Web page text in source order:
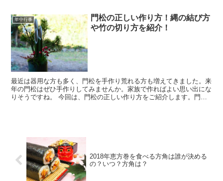
年中行事
門松の正しい作り方！縄の結び方
や竹の切り方を紹介！
最近は器用な方も多く、門松を手作り荒れる方も増えてきました。来
年の門松はぜひ手作りしてみませんか。家族で作ればよい思い出にな
りそうですね。 今回は、門松の正しい作り方をご紹介します。門松
2018年恵方巻を食べる方角は誰が決める
の？いつ？方角は？